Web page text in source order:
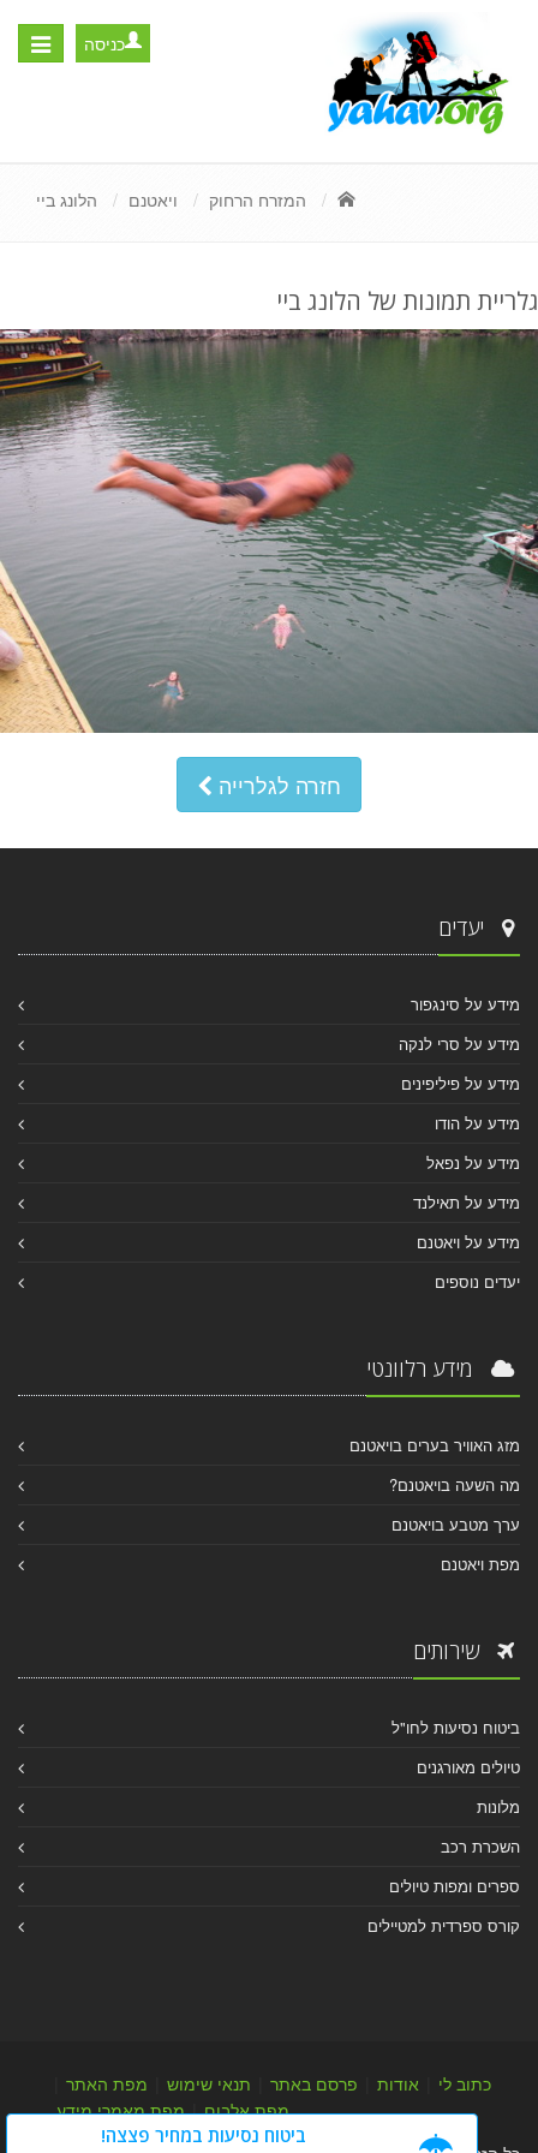
Toggle
כניסה
המזרח הרחוק ויאטנם הלונג ביי
גלריית תמונות של הלונג ביי
חזרה לגלרייה
יעדים
מידע על סינגפור
מידע על סרי לנקה
מידע על פיליפינים
מידע על הודו
מידע על נפאל
מידע על תאילנד
מידע על ויאטנם
יעדים נוספים
מידע רלוונטי
מזג האוויר בערים בויאטנם
מה השעה בויאטנם?
ערך מטבע בויאטנם
מפת ויאטנם
שירותים
ביטוח נסיעות לחו"ל
טיולים מאורגנים
מלונות
השכרת רכב
ספרים ומפות טיולים
קורס ספרדית למטיילים
כתוב לי אודות פרסם באתר תנאי שימוש מפת האתר
מפת אלבום|מפת מאמרי מידע
ביטוח נסיעות במחיר פצצה!